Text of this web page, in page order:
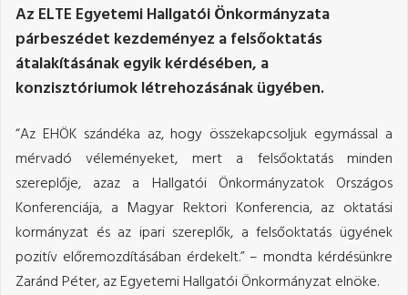
Az ELTE Egyetemi Hallgatói Önkormányzata
párbeszédet kezdeményez a felsőoktatás
átalakításának egyik kérdésében, a
konzisztóriumok létrehozásának ügyében.
“Az EHÖK szándéka az, hogy összekapcsoljuk egymással a
mérvadó véleményeket, mert a felsőoktatás minden
szereplője, azaz a Hallgatói Önkormányzatok Országos
Konferenciája, a Magyar Rektori Konferencia, az oktatási
kormányzat és az ipari szereplők, a felsőoktatás ügyének
pozitív előremozdításában érdekelt.” – mondta kérdésünkre
Zaránd Péter, az Egyetemi Hallgatói Önkormányzat elnöke.